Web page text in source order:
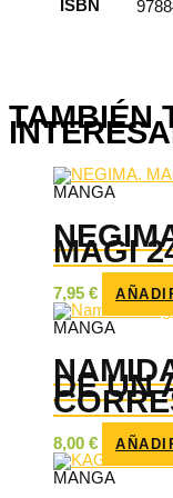
ISBN
TAMBIÉN
MANGA
MAGI
7,95 €
MANGA
DE UN
8,00 €
MANGA